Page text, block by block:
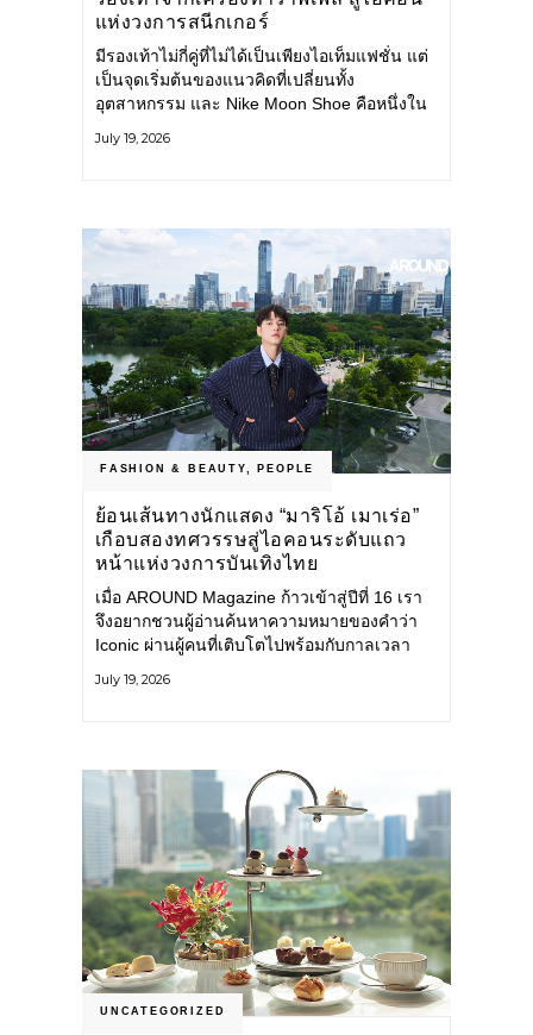
แห่งวงการสนีกเกอร์
มีรองเท้าไม่กี่คู่ที่ไม่ได้เป็นเพียงไอเท็มแฟชั่น แต่
เป็นจุดเริ่มต้นของแนวคิดที่เปลี่ยนทั้ง
อุตสาหกรรม และ Nike Moon Shoe คือหนึ่งใน
ศตวรรษก่อน กำลังกลับมาอีกครั้ง พร้อมพาเรื่อง
July 19, 2026
FASHION & BEAUTY, PEOPLE
ย้อนเส้นทางนักแสดง “มาริโอ้ เมาเร่อ”
เกือบสองทศวรรษสู่ไอคอนระดับแถว
หน้าแห่งวงการบันเทิงไทย
เมื่อ AROUND Magazine ก้าวเข้าสู่ปีที่ 16 เรา
จึงอยากชวนผู้อ่านค้นหาความหมายของคำว่า
Iconic ผ่านผู้คนที่เติบโตไปพร้อมกับกาลเวลา
คือ มาริโอ้ เมาเร่อ
July 19, 2026
UNCATEGORIZED